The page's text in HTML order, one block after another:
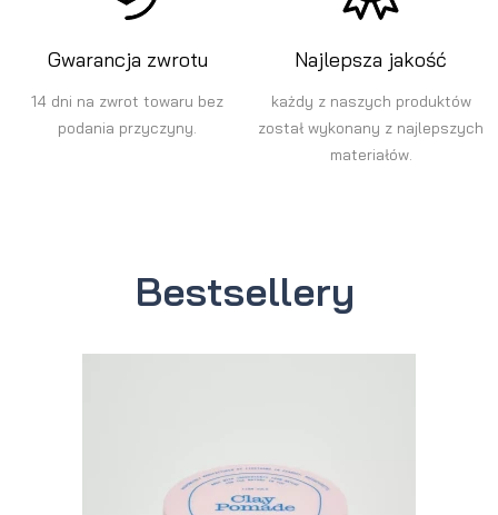
Gwarancja zwrotu
14 dni na zwrot towaru bez
podania przyczyny.
Najlepsza jakość
każdy z naszych produktów
został wykonany z najlepszych
materiałów.
Bestsellery